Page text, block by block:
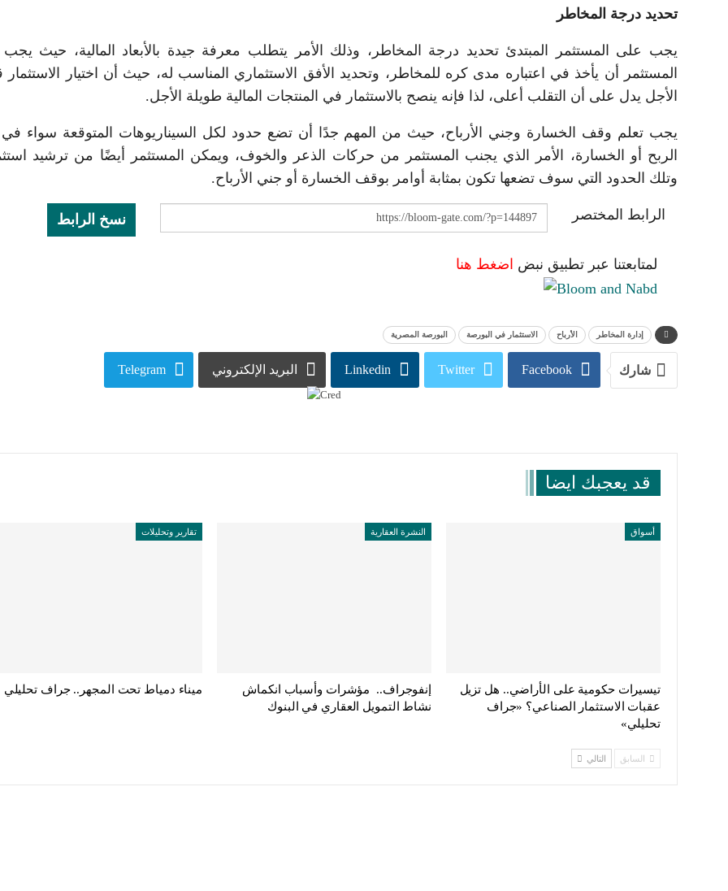
تحديد درجة المخاطر
يجب على المستثمر المبتدئ تحديد درجة المخاطر، وذلك الأمر يتطلب معرفة جيدة بالأبعاد المالية، حيث
المستثمر أن يأخذ في اعتباره مدى كره للمخاطر، وتحديد الأفق الاستثماري المناسب له، حيث أن اختيار الاستثمار
الأجل يدل على أن التقلب أعلى، لذا فإنه ينصح بالاستثمار في المنتجات المالية طويلة الأجل.
يجب تعلم وقف الخسارة وجني الأرباح، حيث من المهم جدًا أن تضع حدود لكل السيناريوهات المتوقعة سواء في
الربح أو الخسارة، الأمر الذي يجنب المستثمر من حركات الذعر والخوف، ويمكن المستثمر أيضًا من ترشيد
وتلك الحدود التي سوف تضعها تكون بمثابة أوامر بوقف الخسارة أو جني الأرباح.
الرابط المختصر نسخ الرابط
لمتابعتنا عبر تطبيق نبض اضغط هنا
إدارة المخاطر الأرباح الاستثمار في البورصة البورصة المصرية
شارك Facebook
Twitter
Linkedin البريد الإلكتروني Telegram
قد يعجبك ايضا
أسواق
تيسيرات حكومية على الأراضي.. هل تزيل
عقبات الاستثمار الصناعي؟ «جراف
تحليلي»
النشرة العقارية
إنفوجراف.. مؤشرات وأسباب انكماش
نشاط التمويل العقاري في البنوك
تقارير وتحليلات
ميناء دمياط تحت المجهر.. جراف تحليلي
السابق التالي